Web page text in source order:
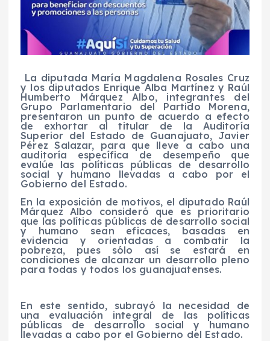
La diputada María Magdalena Rosales Cruz
y los diputados Enrique Alba Martínez y Raúl
Humberto Márquez Albo, integrantes del
Grupo Parlamentario del Partido Morena,
presentaron un punto de acuerdo a efecto
de exhortar al titular de la Auditoría
Superior del Estado de Guanajuato, Javier
Pérez Salazar, para que lleve a cabo una
auditoría específica de desempeño que
evalúe las políticas públicas de desarrollo
social y humano llevadas a cabo por el
Gobierno del Estado.
En la exposición de motivos, el diputado Raúl
Márquez Albo consideró que es prioritario
que las políticas públicas de desarrollo social
y humano sean eficaces, basadas en
evidencia y orientadas a combatir la
pobreza, pues sólo así se estará en
condiciones de alcanzar un desarrollo pleno
para todas y todos los guanajuatenses.
En este sentido, subrayó la necesidad de
una evaluación integral de las políticas
públicas de desarrollo social y humano
llevadas a cabo por el Gobierno del Estado.